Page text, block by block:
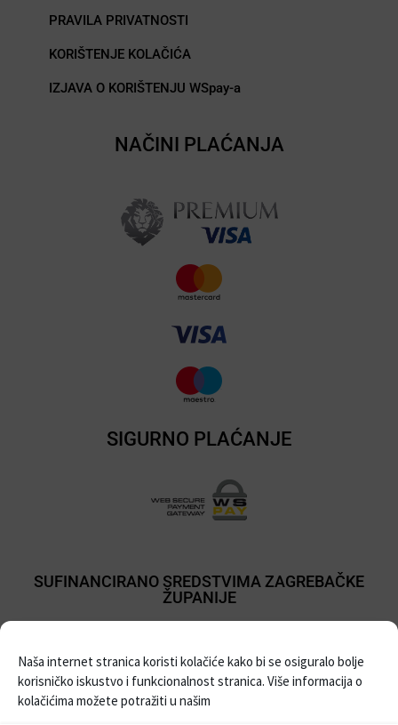
Naša internet stranica koristi kolačiće kako bi se osiguralo bolje
korisničko iskustvo i funkcionalnost stranica. Više informacija o
kolačićima možete potražiti u našim
PRAVILA PRIVATNOSTI
KORIŠTENJE KOLAČIĆA
IZJAVA O KORIŠTENJU WSpay-a
NAČINI PLAĆANJA
SIGURNO PLAĆANJE
SUFINANCIRANO SREDSTVIMA ZAGREBAČKE
ŽUPANIJE